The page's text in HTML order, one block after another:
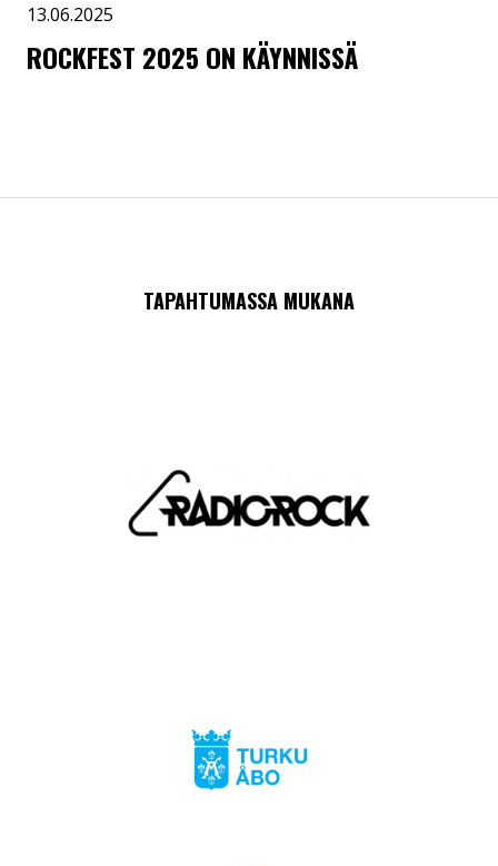
13.06.2025
ROCKFEST 2025 ON KÄYNNISSÄ
TAPAHTUMASSA MUKANA